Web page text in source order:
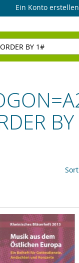
Ein Konto erstellen